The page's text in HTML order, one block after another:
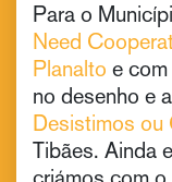
Para o
Need
Planalto e com
no desenho e
Desistimos ou
Tibães. Ainda